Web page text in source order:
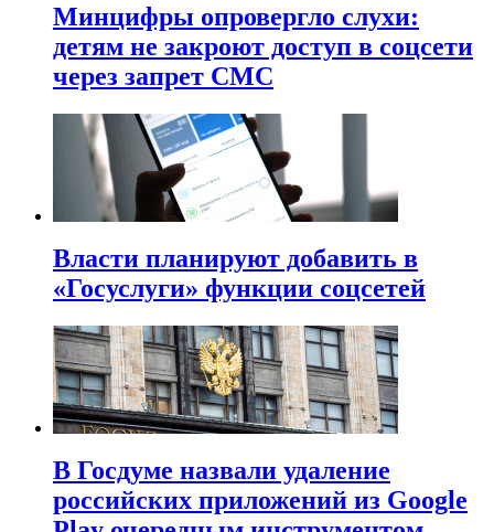
Минцифры опровергло слухи:
детям не закроют доступ в соцсети
через запрет СМС
Власти планируют добавить в
«Госуслуги» функции соцсетей
В Госдуме назвали удаление
российских приложений из Google